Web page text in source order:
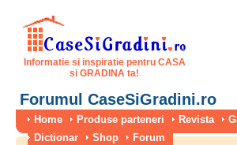
Informatie si inspiratie pentru CASA
si GRADINA ta!
Forumul CaseSiGradini.ro
Home Produse parteneri Revista
Dictionar
Shop Forum